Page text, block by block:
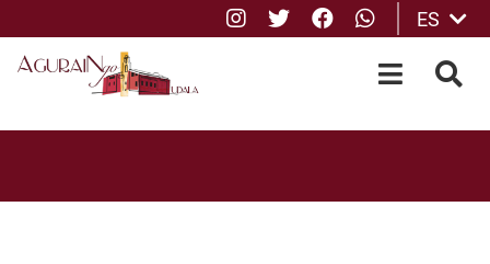
Instagram
TwitterFacebook
whatsApp
ES
OPEN-